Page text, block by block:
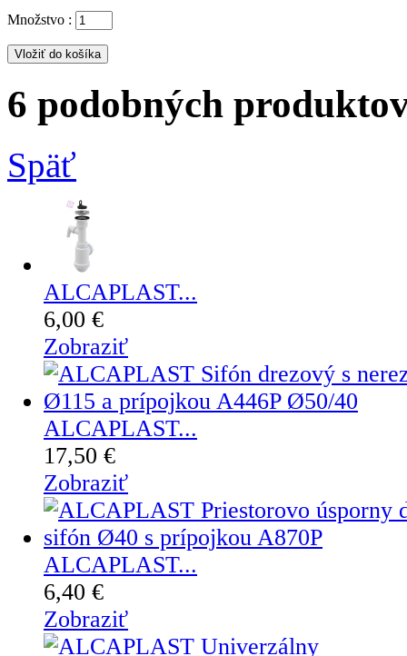
Množstvo :
6 podobných
Späť
ALCAPLAST...
6,00 €
Zobraziť
ALCAPLAST...
17,50 €
Zobraziť
ALCAPLAST...
6,40 €
Zobraziť